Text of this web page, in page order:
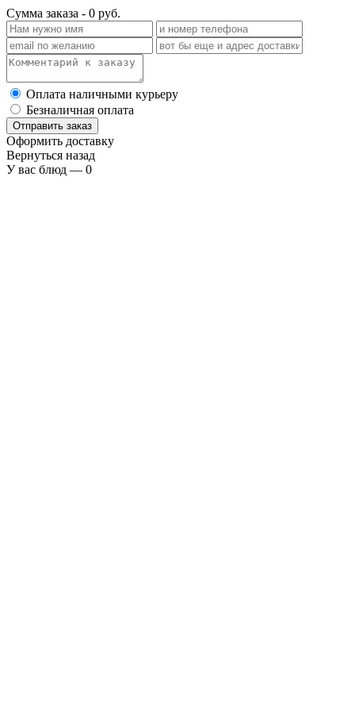
Сумма заказа - 0 руб.
Оплата наличными курьеру
Безналичная оплата
Отправить заказ
Оформить доставку
Вернуться назад
У вас блюд — 0